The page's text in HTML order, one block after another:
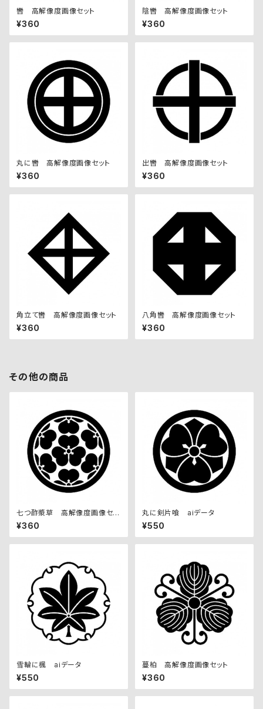
轡 高解像度画像セット
¥360
陰轡 高解像度画像セット
¥360
丸に轡 高解像度画像セット
¥360
出轡 高解像度画像セット
¥360
角立て轡 高解像度画像セット
¥360
八角轡 高解像度画像セット
¥360
その他の商品
七つ酢漿草 高解像度画像セッ
ト
¥360
丸に剣片喰 aiデータ
¥550
雪輪に楓 aiデータ
¥550
蔓柏 高解像度画像セット
¥360